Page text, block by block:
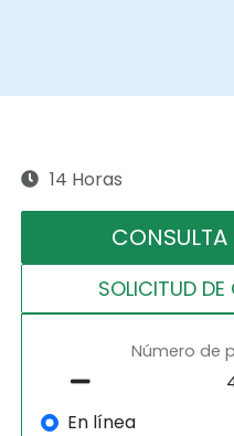
14 Horas
CONSULTA
SOLICITUD
Número de
En línea